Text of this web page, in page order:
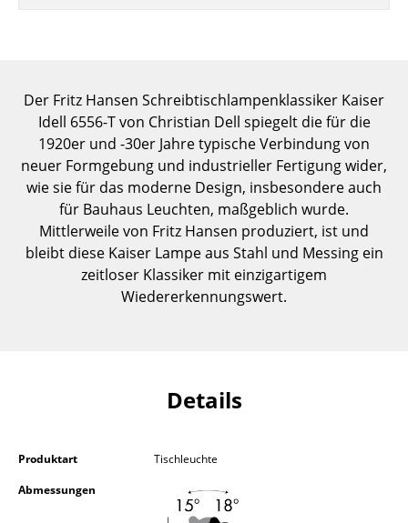
Einzelteile
... alle Tische
Aufbewahren
Regale & Schränke
Bücherregale
Barmöbel
Garderoben
Der Fritz Hansen Schreibtischlampenklassiker Kaiser
Idell 6556-T von Christian Dell spiegelt die für die
1920er und -30er Jahre typische Verbindung von
neuer Formgebung und industrieller Fertigung wider,
wie sie für das moderne Design, insbesondere auch
für Bauhaus Leuchten, maßgeblich wurde.
Mittlerweile von Fritz Hansen produziert, ist und
bleibt diese Kaiser Lampe aus Stahl und Messing ein
zeitloser Klassiker mit einzigartigem
Wiedererkennungswert.
Details
Produktart
Tischleuchte
Abmessungen